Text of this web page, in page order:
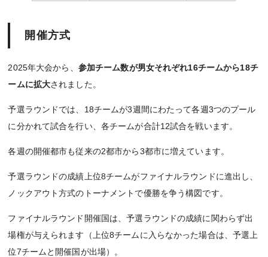
開催方式
2025年大会から、 参加チーム数が男女それぞれ16チームから18チ
ームに拡大されました。
予選ラウンドでは、18チームが3週間にわたって各週3つのプール
に分かれて試合を行い、各チームが合計12試合を戦います。
各週の開催都市も従来の2都市から3都市に増えています。
予選ラウンドの成績上位8チームがファイナルラウンドに進出し、
ノックアウト方式のトーナメントで優勝を争う構図です。
ファイナルラウンド開催国は、予選ラウンドの成績に関わらず出
場権が与えられます（上位8チームに入らなかった場合は、予選上
位7チームと開催国が出場）。